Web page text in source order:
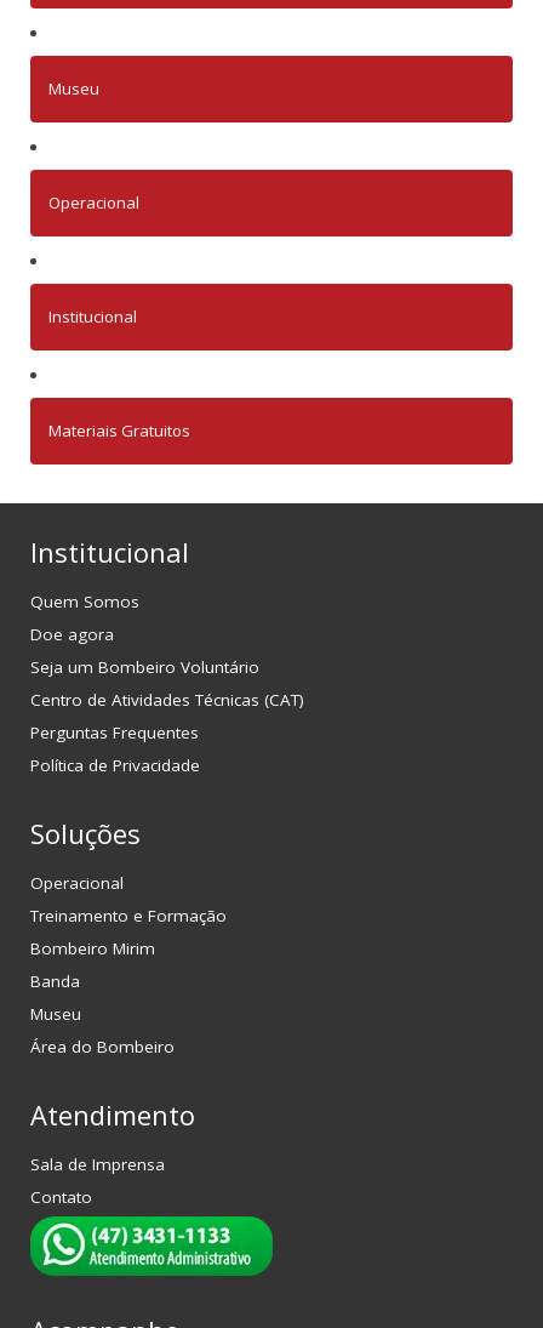
Museu
Operacional
Institucional
Materiais Gratuitos
Institucional
Quem Somos
Doe agora
Seja um Bombeiro Voluntário
Centro de Atividades Técnicas (CAT)
Perguntas Frequentes
Política de Privacidade
Soluções
Operacional
Treinamento e Formação
Bombeiro Mirim
Banda
Museu
Área do Bombeiro
Atendimento
Sala de Imprensa
Contato